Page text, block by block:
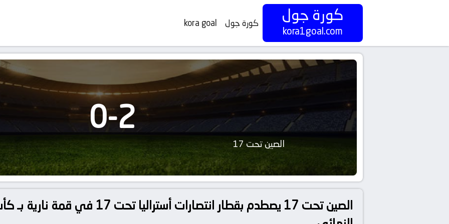
كورة جول
kora1goal.com
كورة جول kora goal
الصين تحت 17
2
-
0